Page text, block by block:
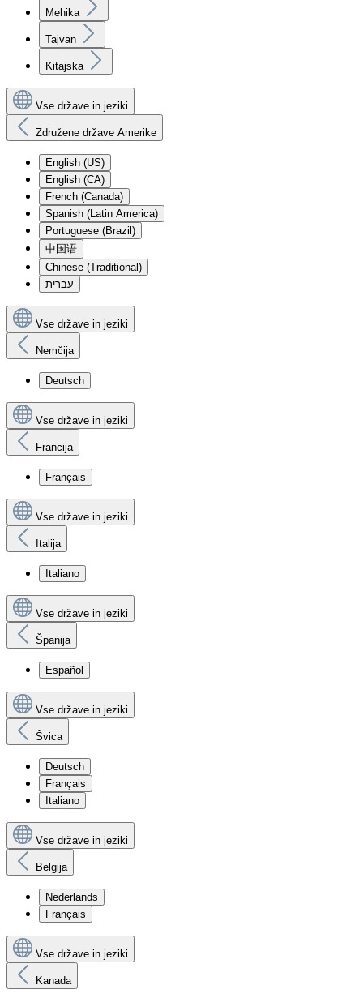
Mehika
Tajvan
Kitajska
Vse države in jeziki
Združene države Amerike
English (US)
English (CA)
French (Canada)
Spanish (Latin America)
Portuguese (Brazil)
中国语
Chinese (Traditional)
עִברִית
Vse države in jeziki
Nemčija
Deutsch
Vse države in jeziki
Francija
Français
Vse države in jeziki
Italija
Italiano
Vse države in jeziki
Španija
Español
Vse države in jeziki
Švica
Deutsch
Français
Italiano
Vse države in jeziki
Belgija
Nederlands
Français
Vse države in jeziki
Kanada